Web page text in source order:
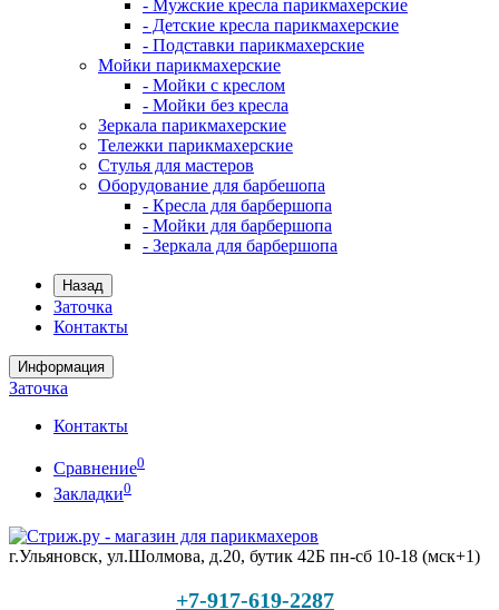
- Мужские кресла парикмахерские
- Детские кресла парикмахерские
- Подставки парикмахерские
Мойки парикмахерские
- Мойки с креслом
- Мойки без кресла
Зеркала парикмахерские
Тележки парикмахерские
Стулья для мастеров
Оборудование для барбешопа
- Кресла для барбершопа
- Мойки для барбершопа
- Зеркала для барбершопа
Назад
Заточка
Контакты
Информация
Заточка
Контакты
Сравнение0
Закладки0
г.Ульяновск, ул.Шолмова, д.20, бутик 42Б пн-сб 10-18 (мск+1)
+7-917-619-2287